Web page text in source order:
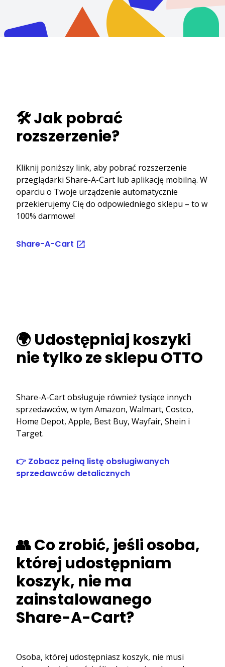
🛠️ Jak pobrać
rozszerzenie?
Kliknij poniższy link, aby pobrać rozszerzenie
przeglądarki Share-A-Cart lub aplikację mobilną. W
oparciu o Twoje urządzenie automatycznie
przekierujemy Cię do odpowiedniego sklepu – to w
100% darmowe!
Share-A-Cart
🌍 Udostępniaj koszyki
nie tylko ze sklepu OTTO
Share-A-Cart obsługuje również tysiące innych
sprzedawców, w tym Amazon, Walmart, Costco,
Home Depot, Apple, Best Buy, Wayfair, Shein i
Target.
👉 Zobacz pełną listę obsługiwanych
sprzedawców detalicznych
👥 Co zrobić, jeśli osoba,
której udostępniam
koszyk, nie ma
zainstalowanego
Share-A-Cart?
Osoba, której udostępniasz koszyk, nie musi